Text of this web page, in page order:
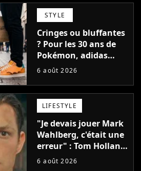
de simple
STYLE
Cringes ou bluffantes
? Pour les 30 ans de
Pokémon, adidas
dévoile une énorme
et je ne sais pas quoi
en penser
6 août 2026
LIFESTYLE
"Je devais jouer Mark
Wahlberg, c'était une
erreur" : Tom Holland,
la star de Spider-Man,
6 août 2026